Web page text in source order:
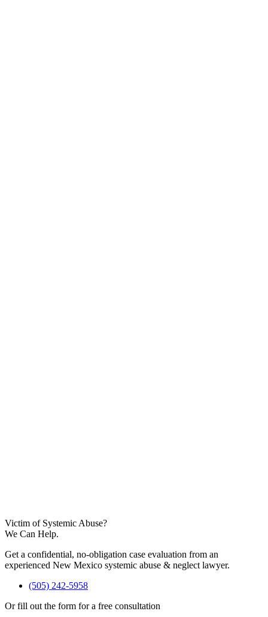
Victim of Systemic Abuse?
We Can Help.
Get a confidential, no-obligation case evaluation from an
experienced New Mexico systemic abuse & neglect lawyer.
(505) 242-5958
Or fill out the form for a free consultation